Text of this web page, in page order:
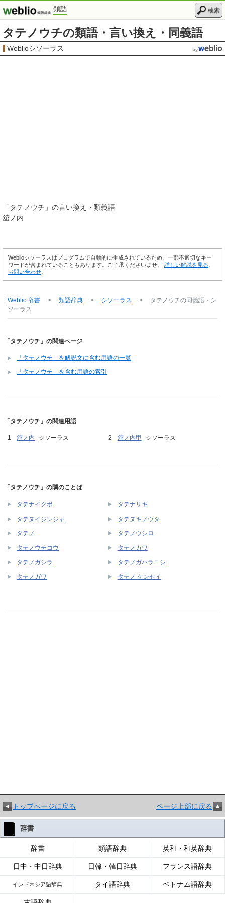
類語 検索
タテノウチの類語・言い換え・同義語
Weblioシソーラス
「 タテノウチ 」の言い換え・類義語
舘ノ内
Weblioシソーラスはプログラムで自動的に生成されているため、一部不適切なキー
ワードが含まれていることもあります。ご了承くださいませ。 詳しい解説を見る
お問い合わせ
Weblio 辞書 > 類語辞典 > シソーラス > タテノウチの同義語・シ
ソーラス
「タテノウチ」の関連ページ
「タテノウチ」を解説文に含む用語の一覧
「タテノウチ」を含む用語の索引
「タテノウチ」の関連用語
舘ノ内 シソーラス 舘ノ内甲 シソーラス
「タテノウチ」の隣のことば
タテナイクボ タテナリギ
タテヌイジンジャ タテヌキノウタ
タテノ タテノウシロ
タテノウチコウ タテノカワ
タテノガシラ タテノガハラニシ
タテノガワ タテノ ケンセイ
トップページに戻る ページ上部に戻る
辞書
辞書 類語辞典 英和・和英辞典
日中・中日辞典 日韓・韓日辞典 フランス語辞典
インドネシア語辞典 タイ語辞典 ベトナム語辞典